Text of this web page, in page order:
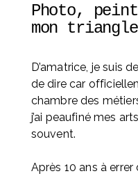
Photo,
mon
D’amatrice, je suis
de dire car
chambre des
j’ai peaufiné mes
souvent.
Après 10 ans à